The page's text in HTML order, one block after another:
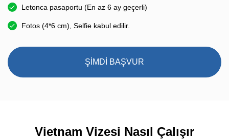
Letonca pasaportu (En az 6 ay geçerli)
Fotos (4*6 cm), Selfie kabul edilir.
ŞİMDİ BAŞVUR
Vietnam Vizesi Nasıl Çalışır